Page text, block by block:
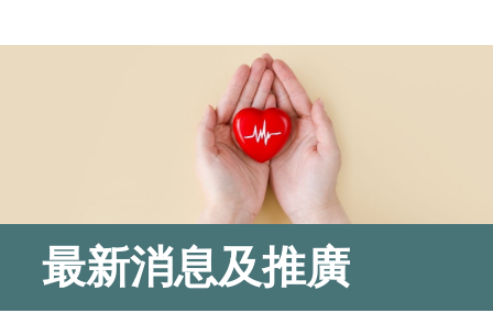
2025.7.21
播道醫院手機App已推出查閱病歷記錄及求診資料功能，請即下載
最新消息及推廣